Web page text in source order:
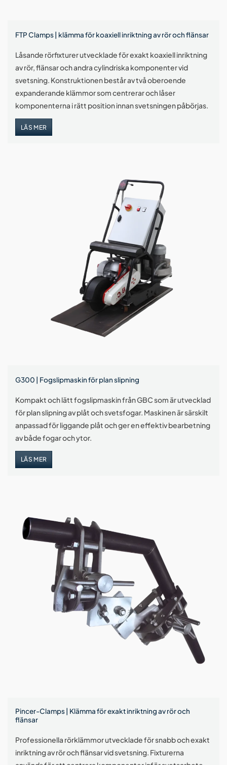
FTP Clamps | klämma för koaxiell inriktning av rör och flänsar
Låsande rörfixturer utvecklade för exakt koaxiell inriktning
av rör, flänsar och andra cylindriska komponenter vid
svetsning. Konstruktionen består av två oberoende
expanderande klämmor som centrerar och låser
komponenterna i rätt position innan svetsningen påbörjas.
LÄS MER
G300 | Fogslipmaskin för plan slipning
Kompakt och lätt fogslipmaskin från GBC som är utvecklad
för plan slipning av plåt och svetsfogar. Maskinen är särskilt
anpassad för liggande plåt och ger en effektiv bearbetning
av både fogar och ytor.
LÄS MER
Pincer-Clamps | Klämma för exakt inriktning av rör och
flänsar
Professionella rörklämmor utvecklade för snabb och exakt
inriktning av rör och flänsar vid svetsning. Fixturerna